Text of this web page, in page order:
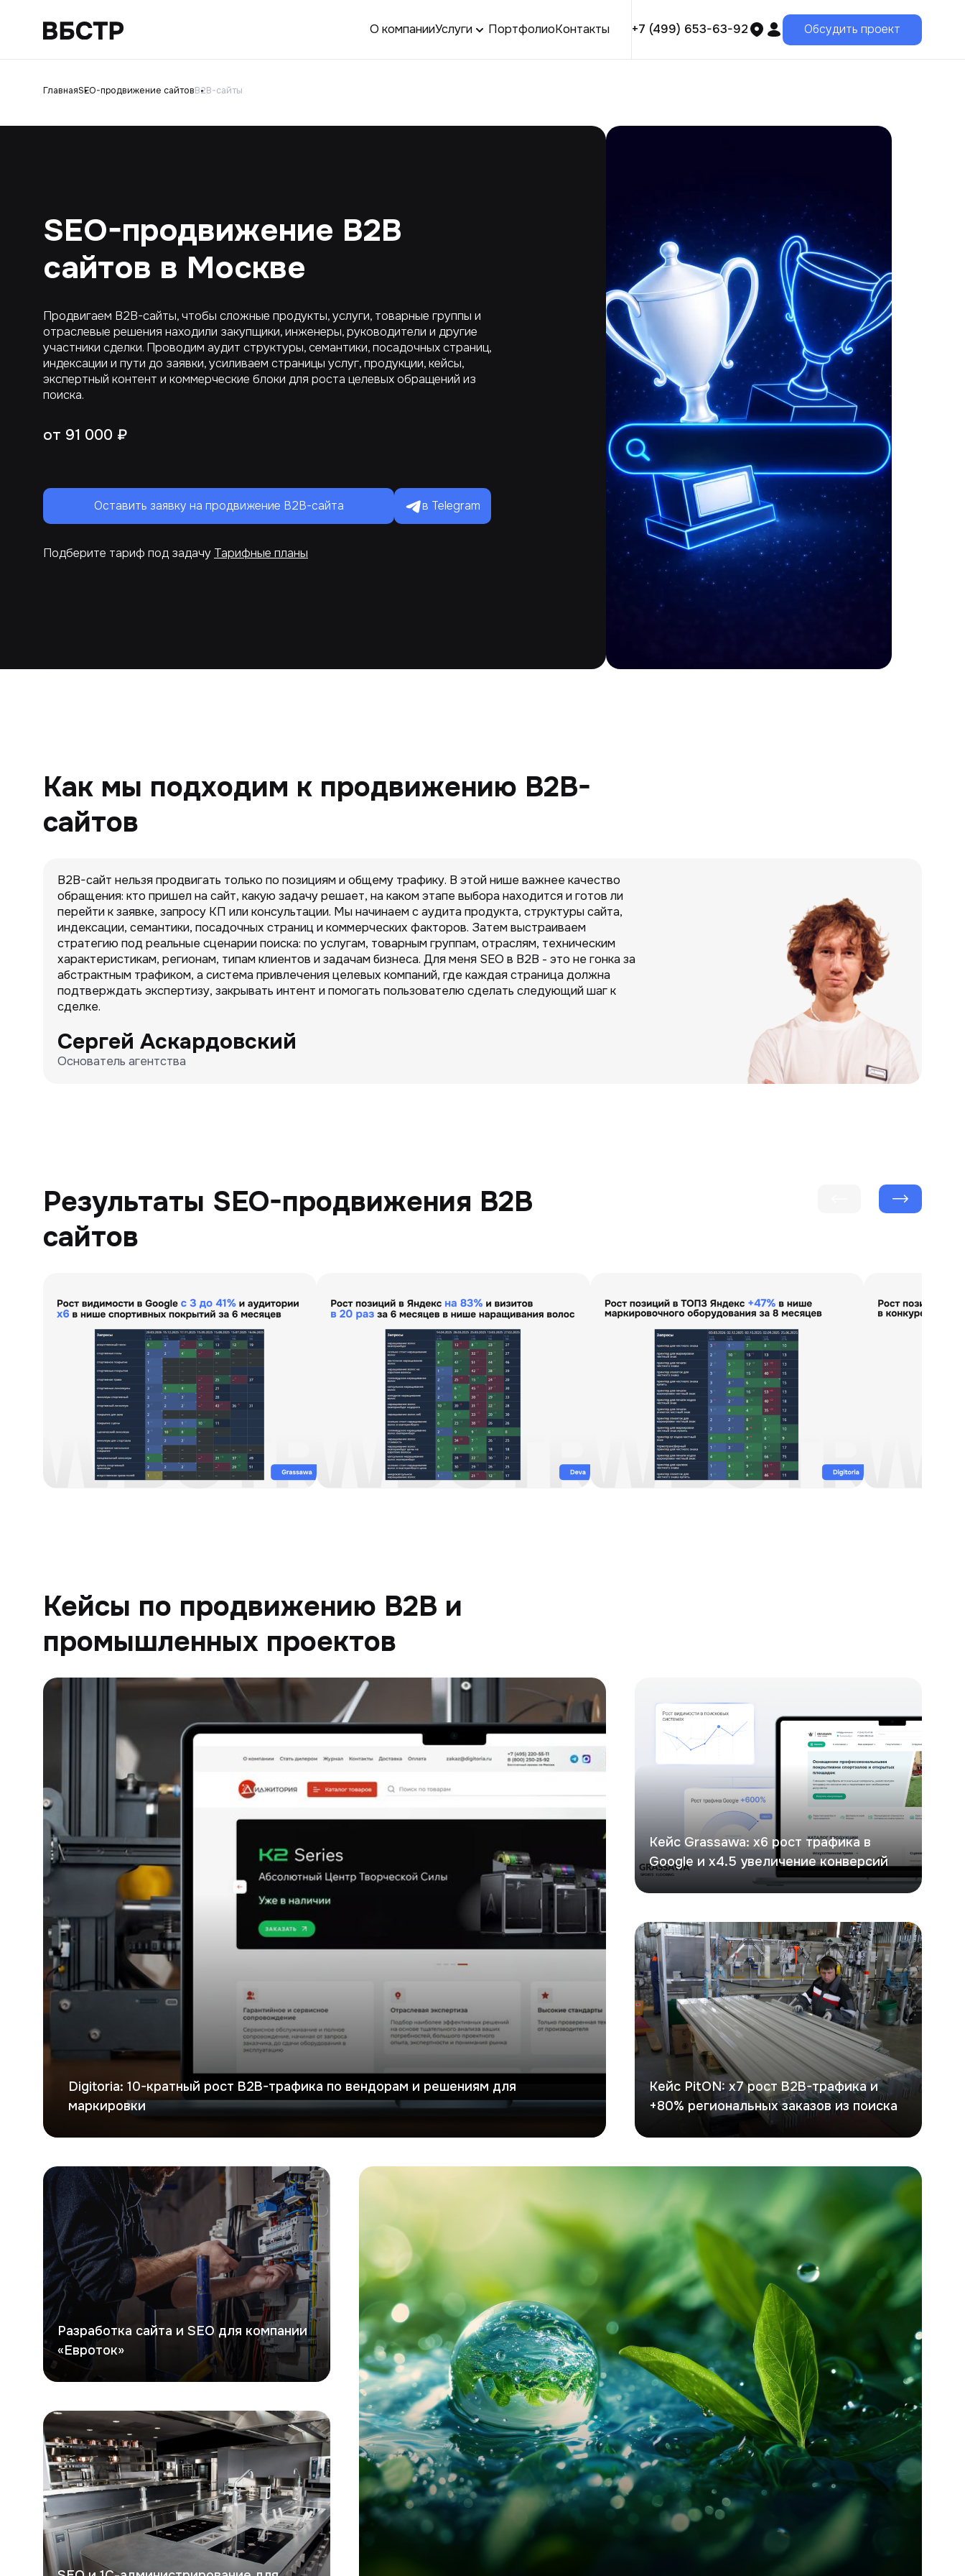
О компанииУслуги ПортфолиоКонтакты +7 (499) 653-63-92 Обсудить проект
ГлавнаяSEO-продвижение сайтовB2B-сайты
SEO-продвижение B2B
сайтов в Москве
Продвигаем B2B-сайты, чтобы сложные продукты, услуги, товарные группы и
отраслевые решения находили закупщики, инженеры, руководители и другие
участники сделки. Проводим аудит структуры, семантики, посадочных страниц,
индексации и пути до заявки, усиливаем страницы услуг, продукции, кейсы,
экспертный контент и коммерческие блоки для роста целевых обращений из
поиска.
от 91 000 ₽
Оставить заявку на продвижение B2B-сайта в Telegram
Подберите тариф под задачу Тарифные планы
Как мы подходим к продвижению B2B-
сайтов
B2B-сайт нельзя продвигать только по позициям и общему трафику. В этой нише важнее качество
обращения: кто пришел на сайт, какую задачу решает, на каком этапе выбора находится и готов ли
перейти к заявке, запросу КП или консультации. Мы начинаем с аудита продукта, структуры сайта,
индексации, семантики, посадочных страниц и коммерческих факторов. Затем выстраиваем
стратегию под реальные сценарии поиска: по услугам, товарным группам, отраслям, техническим
характеристикам, регионам, типам клиентов и задачам бизнеса. Для меня SEO в B2B - это не гонка за
абстрактным трафиком, а система привлечения целевых компаний, где каждая страница должна
подтверждать экспертизу, закрывать интент и помогать пользователю сделать следующий шаг к
сделке.
Сергей Аскардовский
Основатель агентства
Результаты SEO-продвижения B2B
сайтов
Кейсы по продвижению B2B и
промышленных проектов
Digitoria
Digitoria: 10-кратный рост B2B-трафика по вендорам и решениям для
маркировки
Кейс Grassawa: х6 рост трафика в
Google и х4.5 увеличение конверсий
PitON
Кейс PitON: х7 рост B2B-трафика и
+80% региональных заказов из поиска
Евроток
Разработка сайта и SEO для компании
«Евроток»
Экоривер
СКЭТ